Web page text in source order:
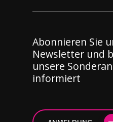
Abonnieren Sie
Newsletter und
unsere
informiert